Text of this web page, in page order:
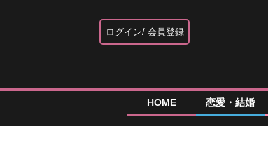
ログイン 会員登録
HOME 恋愛・結婚